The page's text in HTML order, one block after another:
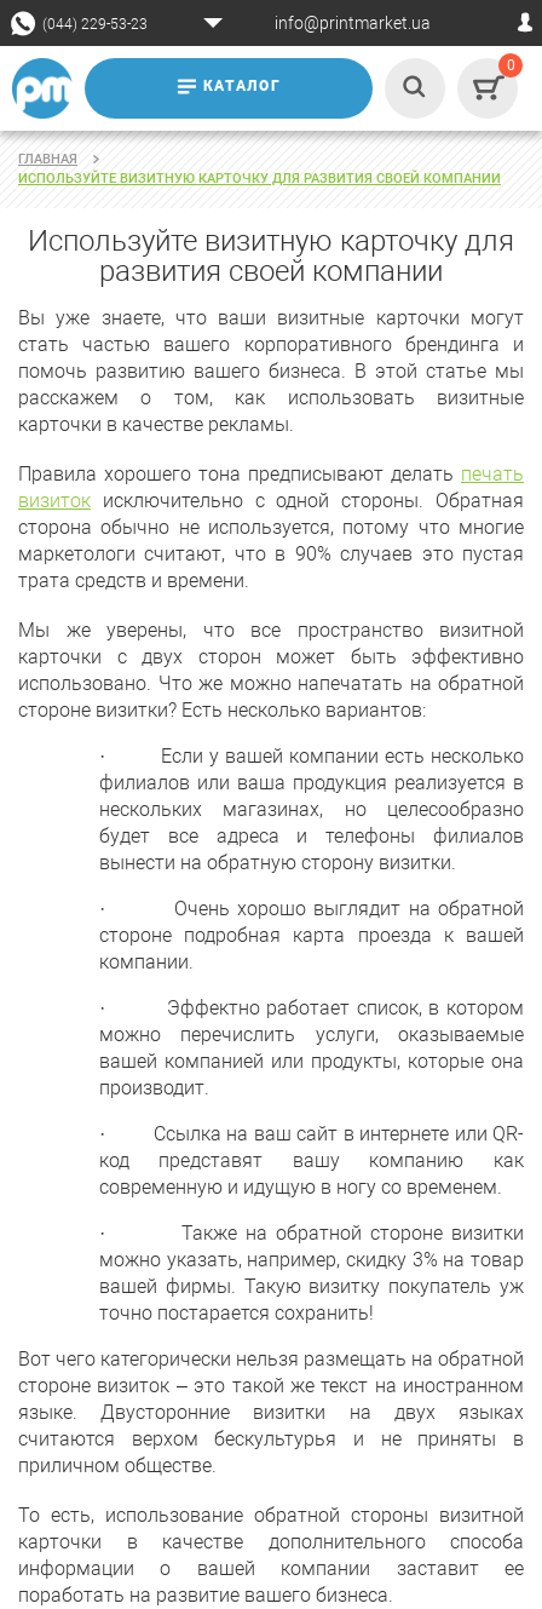
(044) 229-53-23 info@printmarket.ua
КАТАЛОГ
0
ГЛАВНАЯ
ИСПОЛЬЗУЙТЕ ВИЗИТНУЮ КАРТОЧКУ ДЛЯ РАЗВИТИЯ СВОЕЙ КОМПАНИИ
Используйте визитную карточку для
развития своей компании
Вы уже знаете, что ваши визитные карточки могут
стать частью вашего корпоративного брендинга и
помочь развитию вашего бизнеса. В этой статье мы
расскажем о том, как использовать визитные
карточки в качестве рекламы.
Правила хорошего тона предписывают делать печать
визиток исключительно с одной стороны. Обратная
сторона обычно не используется, потому что многие
маркетологи считают, что в 90% случаев это пустая
трата средств и времени.
Мы же уверены, что все пространство визитной
карточки с двух сторон может быть эффективно
использовано. Что же можно напечатать на обратной
стороне визитки? Есть несколько вариантов:
· Если у вашей компании есть несколько
филиалов или ваша продукция реализуется в
нескольких магазинах, но целесообразно
будет все адреса и телефоны филиалов
вынести на обратную сторону визитки.
· Очень хорошо выглядит на обратной
стороне подробная карта проезда к вашей
компании.
· Эффектно работает список, в котором
можно перечислить услуги, оказываемые
вашей компанией или продукты, которые она
производит.
· Ссылка на ваш сайт в интернете или QR-
код представят вашу компанию как
современную и идущую в ногу со временем.
· Также на обратной стороне визитки
можно указать, например, скидку 3% на товар
вашей фирмы. Такую визитку покупатель уж
точно постарается сохранить!
Вот чего категорически нельзя размещать на обратной
стороне визиток – это такой же текст на иностранном
языке. Двусторонние визитки на двух языках
считаются верхом бескультурья и не приняты в
приличном обществе.
То есть, использование обратной стороны визитной
карточки в качестве дополнительного способа
информации о вашей компании заставит ее
поработать на развитие вашего бизнеса.